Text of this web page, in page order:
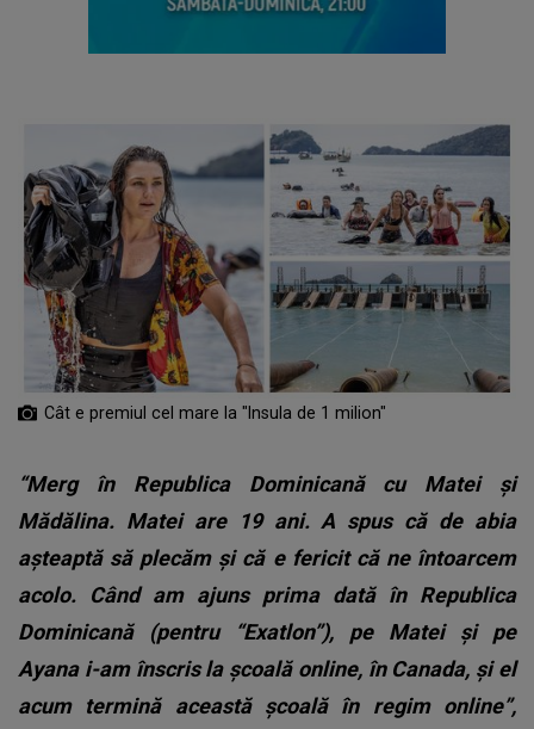
Cât e premiul cel mare la "Insula de 1 milion"
“Merg în Republica Dominicană cu Matei și
Mădălina. Matei are 19 ani. A spus că de abia
așteaptă să plecăm și că e fericit că ne întoarcem
acolo. Când am ajuns prima dată în Republica
Dominicană (pentru “Exatlon”), pe Matei și pe
Ayana i-am înscris la școală online, în Canada, și el
acum termină această școală în regim online”,